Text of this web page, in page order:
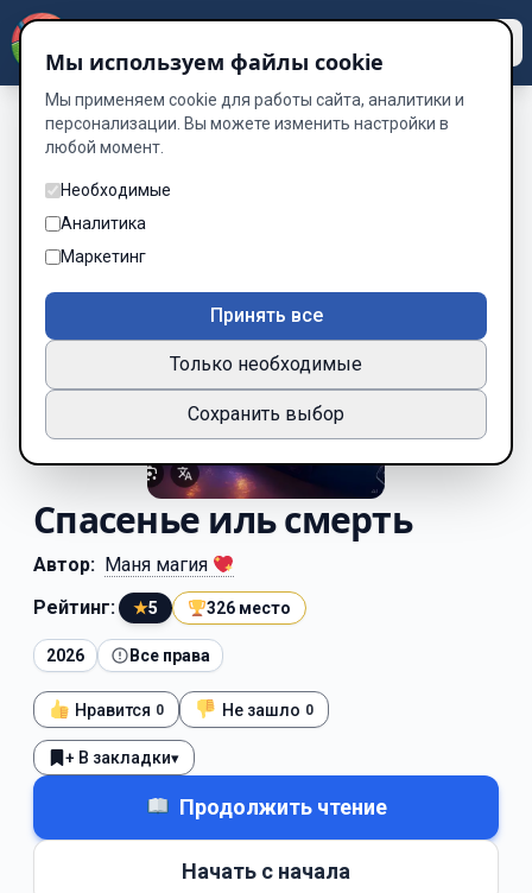
Спасенье иль смерть
Автор: Маня магия
Рейтинг:
★5 326 место
2026 Все права
Нравится 0 Не зашло 0
+ В закладки▾
Продолжить чтение
Начать с начала
Мы используем файлы cookie
Мы применяем cookie для работы сайта, аналитики и
персонализации. Вы можете изменить настройки в
любой момент.
Необходимые
Аналитика
Маркетинг
Принять все
Только необходимые
Сохранить выбор